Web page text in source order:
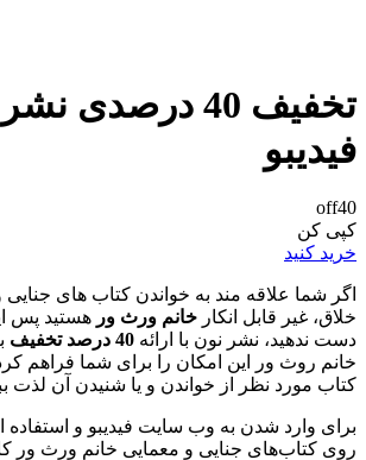
تخفیف 40 درصدی
فیدیبو
off40
کپی کن
خرید کنید
اگر شما علاقه مند به خواندن کتاب های
خلاق، غیر قابل انکار خانم ورث ور هستید پس
دست ندهید، نشر نون با ارائه
خانم روث ور این امکان را برای شما فراهم
کتاب مورد نظر از خواندن و یا شنیدن آن لذت
برای وارد شدن به وب سایت فیدیبو و استفاده
روی کتاب‌های جنایی و معمایی خانم ورث ور